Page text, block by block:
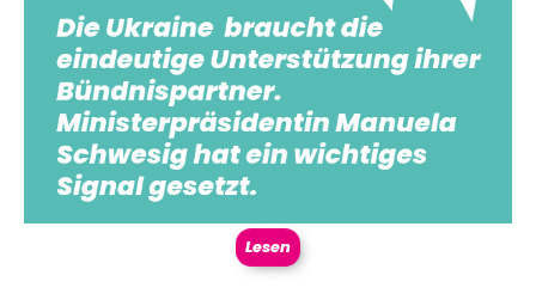
Lesen